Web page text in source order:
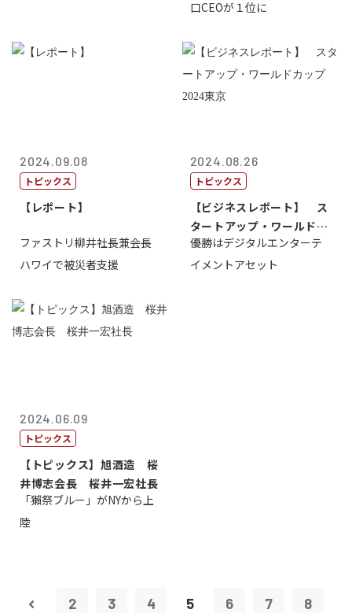
口CEOが１位に
2024.09.08
トピックス
【レポート】
ファストリ柳井社長兼会長
ハワイで被災者支援
2024.08.26
トピックス
【ビジネスレポート】 ス
タートアップ・ワールドカ
ップ2024...
優勝はデジタルエンターテ
イメントアセット
2024.06.09
トピックス
【トピックス】旭酒造 桜
井博志会長 桜井一宏社長
「獺祭ブルー」がNYから上
陸
2 3 4 5 6 7 8